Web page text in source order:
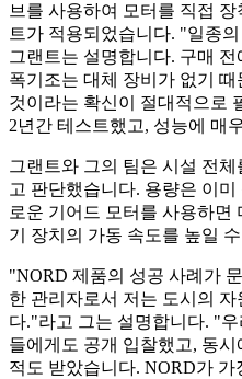
브를 사용하여 모터를 직접
트가 적용되었습니다. "일종
그랜트는 설명합니다. 구매
폭기조는 대체 장비가 없기
것이라는 확신이 절대적으로
2년간 테스트했고, 성능에 매
그랜트와 그의 팀은 시설 전
고 판단했습니다. 용량은 이
로운 기어드 모터를 사용하면
기 장치의 가동 속도를 높일
"NORD 제품의 성공 사례가
한 관리자로서 저는 도시의 자
다."라고 그는 설명합니다. "
들에게도 공개 입찰했고, 동
적도 받았습니다. NORD가